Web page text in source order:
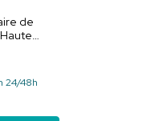
de
les
de
24/48h